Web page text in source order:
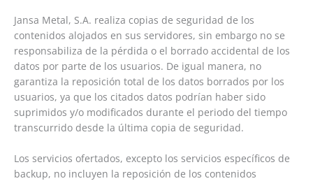
Jansa Metal, S.A. realiza copias de seguridad de los
contenidos alojados en sus servidores, sin embargo no se
responsabiliza de la pérdida o el borrado accidental de los
datos por parte de los usuarios. De igual manera, no
garantiza la reposición total de los datos borrados por los
usuarios, ya que los citados datos podrían haber sido
suprimidos y/o modificados durante el periodo del tiempo
transcurrido desde la última copia de seguridad.
Los servicios ofertados, excepto los servicios específicos de
backup, no incluyen la reposición de los contenidos